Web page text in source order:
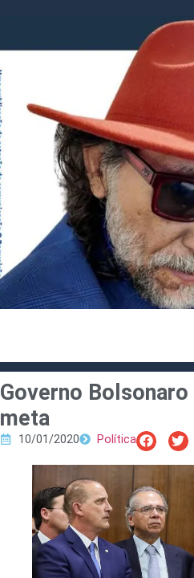
Governo
meta
10/01/2020 Política